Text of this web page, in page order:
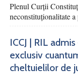
Plenul Curții
neconstituționalitate
ICCJ | RIL
exclusiv
cheltuielilor de